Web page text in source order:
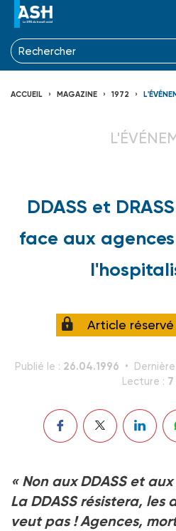
ACCUEIL MAGAZINE 1972
DDASS et
face aux
Article
Publié le : 26.04.1996
Lecture : 7
« Non aux DDASS et
La DDASS résistera, les
veut pas ! Agences,